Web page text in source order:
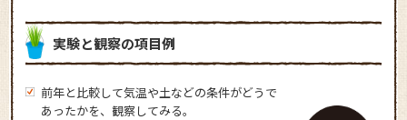
実験と観察の項目例
前年と比較して気温や土などの条件がどうで
あったかを、観察してみる。